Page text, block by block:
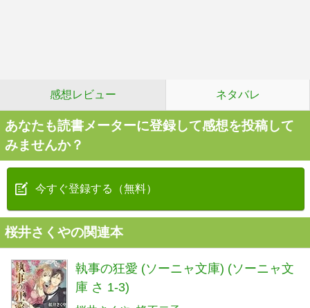
感想レビュー ネタバレ
あなたも読書メーターに登録して感想を投稿して
みませんか？
今すぐ登録する（無料）
桜井さくやの関連本
執事の狂愛 (ソーニャ文庫) (ソーニャ文
庫 さ 1-3)